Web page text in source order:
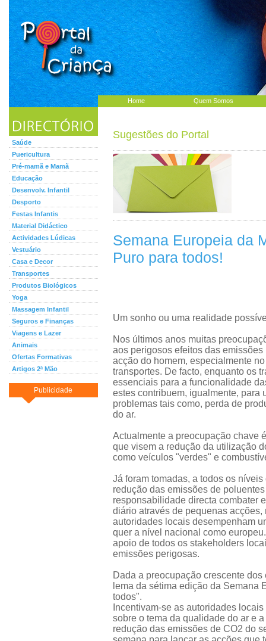
Home Quem Somos
Saúde
Puericultura
Pré-mamã e Mamã
Educação
Desenvolv. Infantil
Desporto
Festas Infantis
Material Didáctico
Actividades Lúdicas
Vestuário
Casa e Decor
Transportes
Produtos Biológicos
Yoga
Massagem Infantil
Seguros e Finanças
Viagens e Lazer
Animais
Ofertas Formativas
Artigos 2ª Mão
Publicidade
Sugestões do Portal
Semana Europeia da
Puro para todos!
Um sonho ou uma realidade
Nos últimos anos muitas
aos perigosos efeitos das emissões
acção do homem, especialmente
transportes. De facto, enquanto os
essenciais para a funcionalidade
estes contribuem, igualmente, para
problemas tais como, perda de
do ar.
Actualmente a preocupação chave
que visem a redução da utilização
como veículos "verdes" e
Já foram tomadas, a todos os
redução das emissões de
responsabilidade directa combater
diário através de pequenas
autoridades locais desempenham
quer a nível nacional como
apoio de todos os stakeholders
emissões perigosas.
Dada a preocupação crescente
lema da sétima edição da Semana
todos".
Incentivam-se as autoridades
sobre o tema da qualidade do ar e
redução das emissões de CO2 do